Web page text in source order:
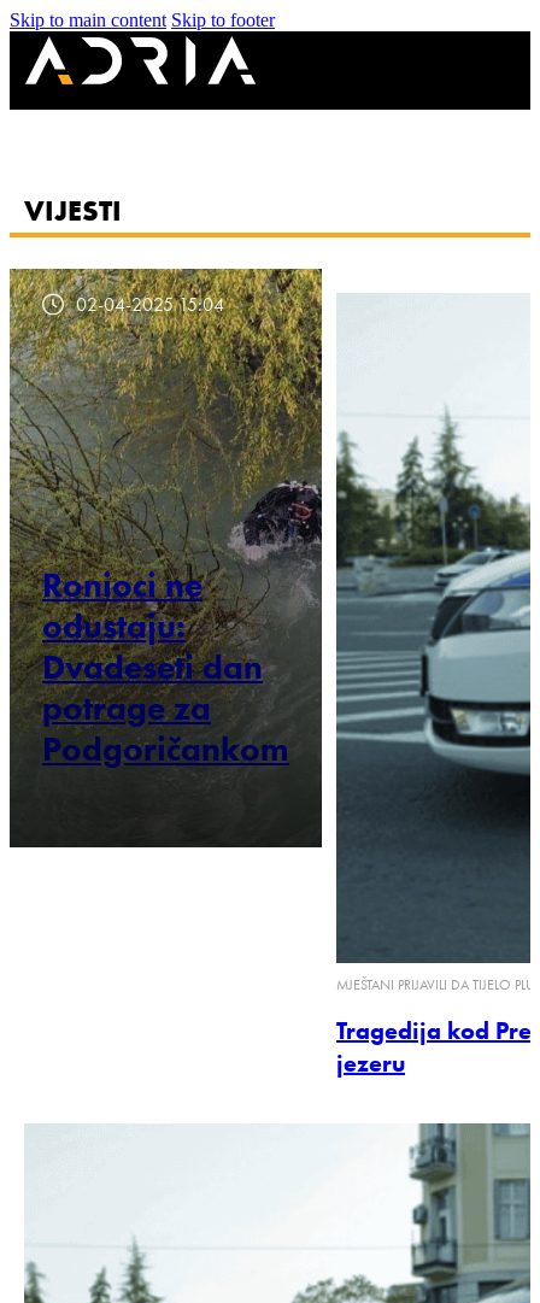
Skip to main content Skip to footer
VIJESTI
02-04-2025 15:04
Ronioci ne
odustaju:
Dvadeseti dan
potrage za
Podgoričankom
MJEŠTANI PRIJAVILI DA TIJELO
Tragedija kod
jezeru